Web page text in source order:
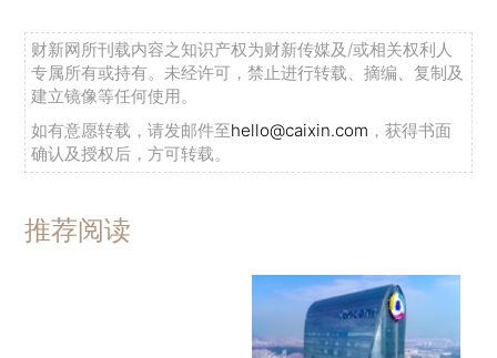
财新网所刊载内容之知识产权为财新传媒及/或相关权利人
专属所有或持有。未经许可，禁止进行转载、摘编、复制及
建立镜像等任何使用。
如有意愿转载，请发邮件至hello@caixin.com ，获得书面
确认及授权后，方可转载。
推荐阅读